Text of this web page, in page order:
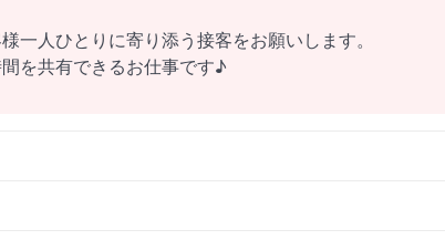
一人ひとりに寄り添う接客をお願いします。
を共有できるお仕事です♪